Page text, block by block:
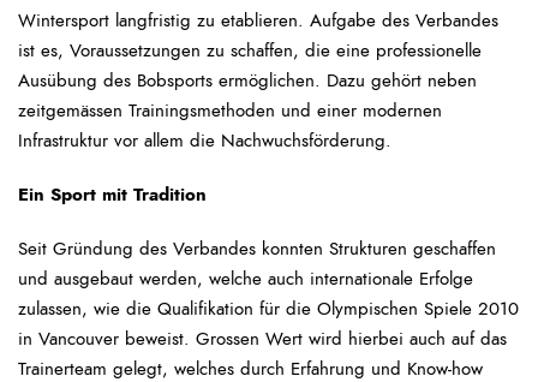
Wintersport langfristig zu etablieren. Aufgabe des Verbandes
ist es, Voraussetzungen zu schaffen, die eine professionelle
Ausübung des Bobsports ermöglichen. Dazu gehört neben
zeitgemässen Trainingsmethoden und einer modernen
Infrastruktur vor allem die Nachwuchsförderung.
Ein Sport mit Tradition
Seit Gründung des Verbandes konnten Strukturen geschaffen
und ausgebaut werden, welche auch internationale Erfolge
zulassen, wie die Qualifikation für die Olympischen Spiele 2010
in Vancouver beweist. Grossen Wert wird hierbei auch auf das
Trainerteam gelegt, welches durch Erfahrung und Know-how